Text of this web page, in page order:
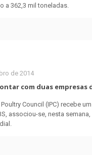
a 362,3 mil toneladas.
de 2014
com duas empresas
Council (IPC) recebe
associou-se, nesta